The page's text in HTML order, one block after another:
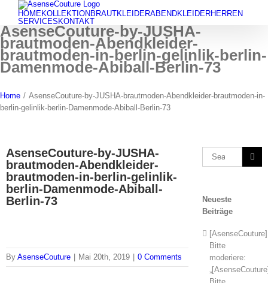
content
HOMEKOLLEKTION BRAUTKLEIDERABENDKLEIDERHERREN
SERVICES KONTAKT
AsenseCouture-by-JUSHA-
brautmoden-Abendkleider-
brautmoden-in-berlin-gelinlik-berlin-
Damenmode-Abiball-Berlin-73
Home / AsenseCouture-by-JUSHA-brautmoden-Abendkleider-brautmoden-in-
berlin-gelinlik-berlin-Damenmode-Abiball-Berlin-73
AsenseCouture-by-JUSHA-
brautmoden-Abendkleider-
brautmoden-in-berlin-gelinlik-
berlin-Damenmode-Abiball-
Berlin-73
By AsenseCouture Mai 20th, 2019 0 Comments
Search
for:
Neueste
Beiträge
[AsenseCouture]
Bitte
moderiere: